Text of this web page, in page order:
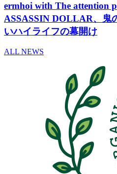
ermhoi with The attention
ASSASSIN DOLLAR、鬼
いハイライフの幕開け
ALL NEWS